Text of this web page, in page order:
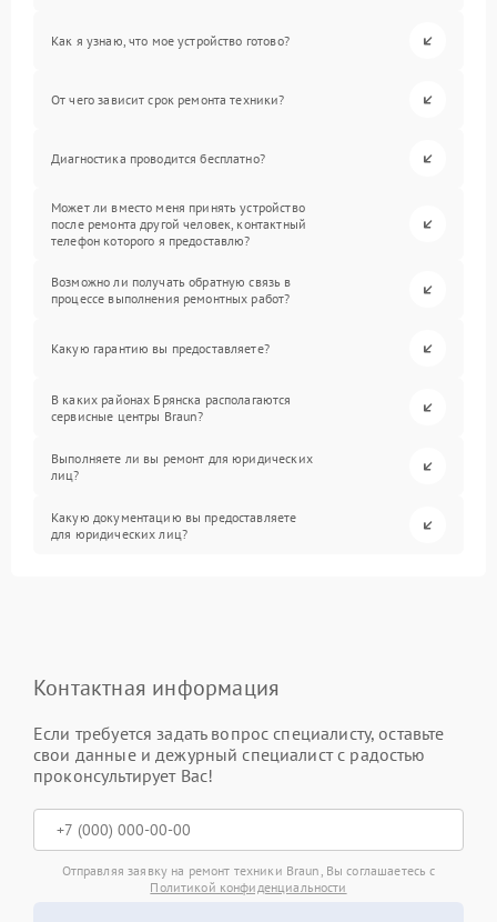
Как я узнаю, что мое устройство готово?
От чего зависит срок ремонта техники?
Диагностика проводится бесплатно?
Может ли вместо меня принять устройство
после ремонта другой человек, контактный
телефон которого я предоставлю?
Возможно ли получать обратную связь в
процессе выполнения ремонтных работ?
Какую гарантию вы предоставляете?
В каких районах Брянска располагаются
сервисные центры Braun?
Выполняете ли вы ремонт для юридических
лиц?
Какую документацию вы предоставляете
для юридических лиц?
Контактная информация
Если требуется задать вопрос специалисту, оставьте
свои данные и дежурный специалист с радостью
проконсультирует Вас!
Отправляя заявку на ремонт техники Braun, Вы соглашаетесь с
Политикой конфиденциальности